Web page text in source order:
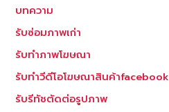
บทความ
รับซ่อมภาพเก่า
รับทำภาพโฆษณา
รับทำวีดีโอโฆษณาสินค้าfacebook
รับรีทัชตัดต่อรูปภาพ